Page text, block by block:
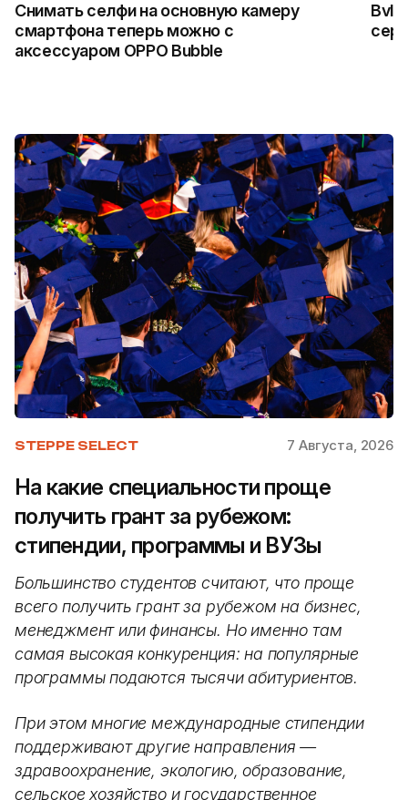
Снимать селфи на основную камеру
смартфона теперь можно с
аксессуаром OPPO Bubble
STEPPE SELECT 7 Августа, 2026
На какие специальности проще
получить грант за рубежом:
стипендии, программы и ВУЗы
Большинство студентов считают, что проще
всего получить грант за рубежом на бизнес,
менеджмент или финансы. Но именно там
самая высокая конкуренция: на популярные
программы подаются тысячи абитуриентов.
При этом многие международные стипендии
поддерживают другие направления —
здравоохранение, экологию, образование,
сельское хозяйство и государственное